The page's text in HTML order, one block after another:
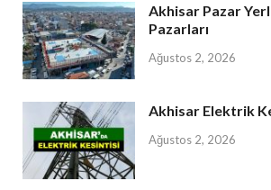
Akhisar Pazar
Pazarları
Ağustos 2, 2026
Akhisar Elektrik
Ağustos 2, 2026